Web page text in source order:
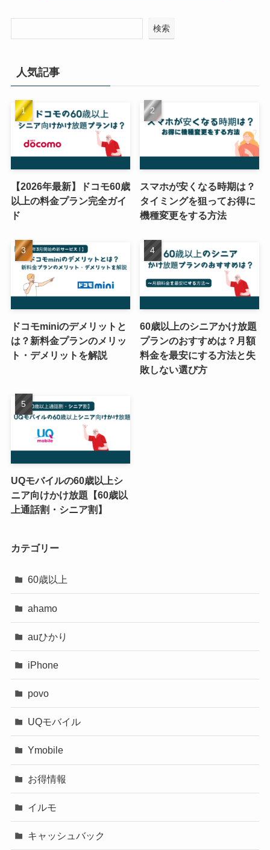
検索
人気記事
【2026年最新】ドコモ60歳
以上の料金プラン完全ガイ
ド
スマホが安くなる時期は？
タイミングを狙ってお得に
機種変更をする方法
ドコモminiのデメリットと
は？新料金プランのメリッ
ト・デメリットを解説
60歳以上のシニアかけ放題
プランのおすすめは？月額
料金を最安にする方法と失
敗しない選び方
UQモバイルの60歳以上シ
ニア向けかけ放題【60歳以
上通話割・シニア割】
カテゴリー
60歳以上
ahamo
auひかり
iPhone
povo
UQモバイル
Ymobile
お得情報
イルモ
キャッシュバック